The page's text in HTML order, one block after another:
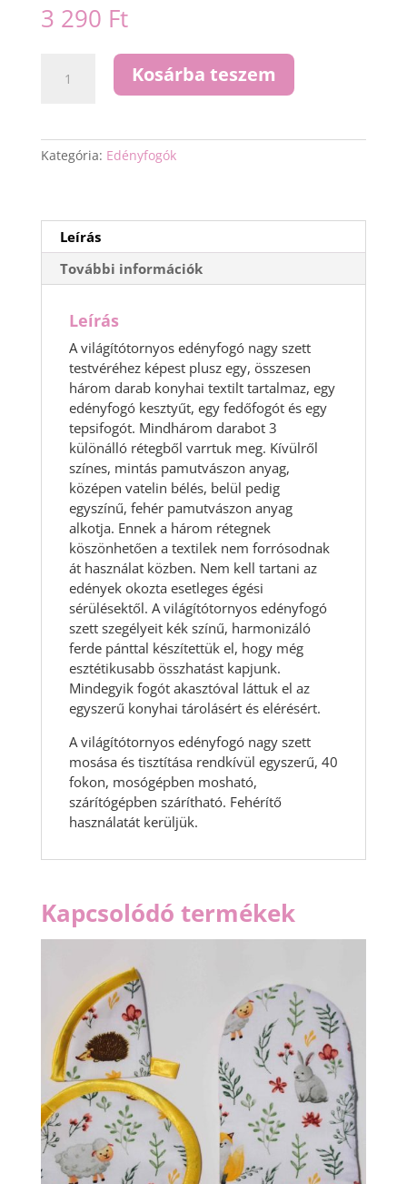
3 290 Ft
Világítótornyos
edényfogó
mennyiség
Kosárba teszem
Kategória: Edényfogók
Leírás
További információk
Leírás
A világítótornyos edényfogó nagy szett
testvéréhez képest plusz egy, összesen
három darab konyhai textilt tartalmaz, egy
edényfogó kesztyűt, egy fedőfogót és egy
tepsifogót. Mindhárom darabot 3
különálló rétegből varrtuk meg. Kívülről
színes, mintás pamutvászon anyag,
középen vatelin bélés, belül pedig
egyszínű, fehér pamutvászon anyag
alkotja. Ennek a három rétegnek
köszönhetően a textilek nem forrósodnak
át használat közben. Nem kell tartani az
edények okozta esetleges égési
sérülésektől. A világítótornyos edényfogó
szett szegélyeit kék színű, harmonizáló
ferde pánttal készítettük el, hogy még
esztétikusabb összhatást kapjunk.
Mindegyik fogót akasztóval láttuk el az
egyszerű konyhai tárolásért és elérésért.
A világítótornyos edényfogó nagy szett
mosása és tisztítása rendkívül egyszerű, 40
fokon, mosógépben mosható,
szárítógépben szárítható. Fehérítő
használatát kerüljük.
Kapcsolódó termékek